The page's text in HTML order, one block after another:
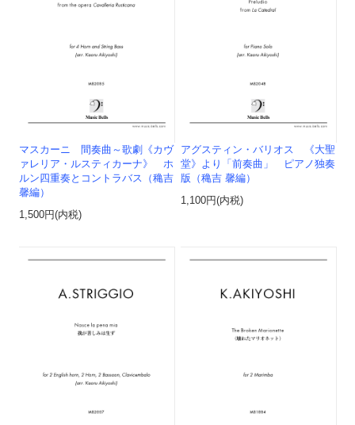
マスカーニ 間奏曲～歌劇《カヴ
ァレリア・ルスティカーナ》 ホ
ルン四重奏とコントラバス（穐吉
馨編）
1,500円(内税)
アグスティン・バリオス 《大聖
堂》より「前奏曲」 ピアノ独奏
版（穐吉 馨編）
1,100円(内税)